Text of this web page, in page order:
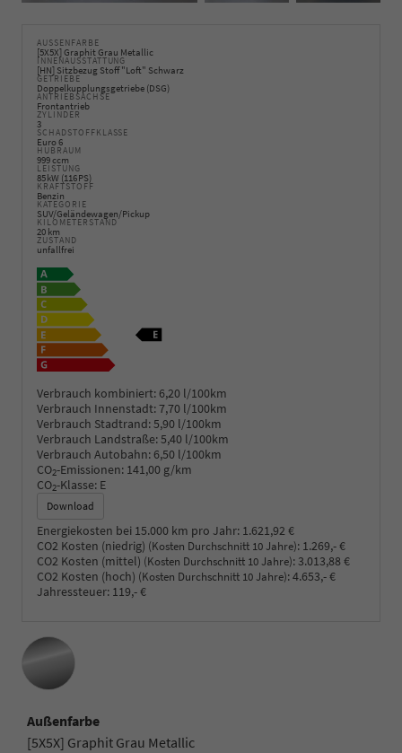
AUSSENFARBE
[5X5X] Graphit Grau Metallic
INNENAUSSTATTUNG
[HN] Sitzbezug Stoff "Loft" Schwarz
GETRIEBE
Doppelkupplungsgetriebe (DSG)
ANTRIEBSACHSE
Frontantrieb
ZYLINDER
3
SCHADSTOFFKLASSE
Euro 6
HUBRAUM
999 ccm
LEISTUNG
85 kW (116 PS)
KRAFTSTOFF
Benzin
KATEGORIE
SUV/Geländewagen/Pickup
KILOMETERSTAND
20 km
ZUSTAND
unfallfrei
Verbrauch kombiniert: 6,20 l/100km
Verbrauch Innenstadt:7,70 l/100km
Verbrauch Stadtrand:5,90 l/100km
Verbrauch Landstraße:5,40 l/100km
Verbrauch Autobahn: 6,50 l/100km
CO2-Emissionen: 141,00 g/km
CO2-Klasse: E
Download
Energiekosten bei 15.000 km pro Jahr: 1.621,92 €
CO2 Kosten (niedrig) (Kosten Durchschnitt 10 Jahre): 1.269,- €
CO2 Kosten (mittel) (Kosten Durchschnitt 10 Jahre):3.013,88 €
CO2 Kosten (hoch) (Kosten Durchschnitt 10 Jahre):4.653,- €
Jahressteuer: 119,- €
Außenfarbe
[5X5X] Graphit Grau Metallic